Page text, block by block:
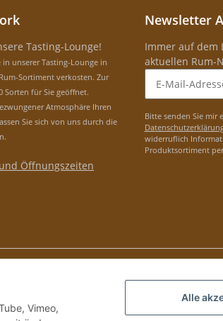
Tasting-Lounge!
unserer Tasting-Lounge in
Sortiment verkosten. Zur
Sorten für Sie geöffnet.
Atmosphäre Ihren
Sie sich von uns durch die
Öffnungszeiten
Newsletter
Immer auf dem
aktuellen Rum-
Bitte senden Sie mir
widerruflich
Produktsortiment
Vimeo,
Alle